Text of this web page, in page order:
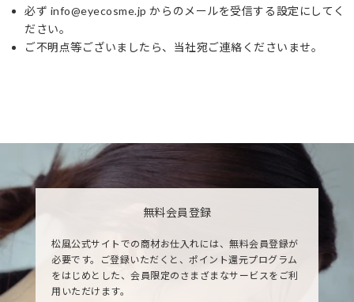
必ず info@eyecosme.jp からのメールを受信する設定にしてく
ださい。
ご不明点等ございましたら、当社宛ご連絡くださいませ。
無料会員登録
松風公式サイトでの商材お仕入れには、無料会員登録が
必要です。ご登録いただくと、ポイント還元プログラム
をはじめとした、会員限定のさまざまなサービスをご利
用いただけます。